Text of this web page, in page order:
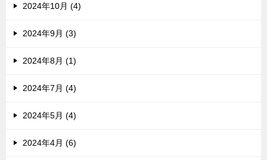
2024年10月 (4)
2024年9月 (3)
2024年8月 (1)
2024年7月 (4)
2024年5月 (4)
2024年4月 (6)